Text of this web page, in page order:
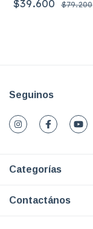
$39.600 $79.200
Seguinos
Categorías
Contactános